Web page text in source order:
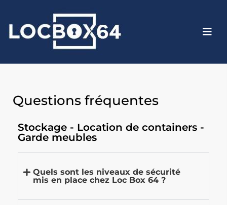
Questions fréquentes
Stockage - Location de containers -
Garde meubles
Quels sont les niveaux de sécurité
mis en place chez Loc Box 64 ?